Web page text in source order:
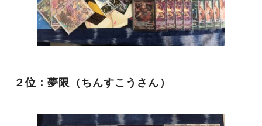
２位：夢限（ちんすこうさん）